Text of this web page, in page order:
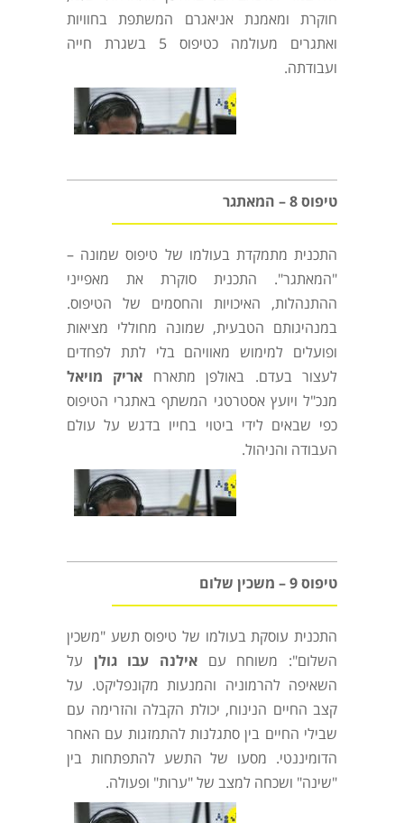
חוקרת ומאמנת אניאגרם המשתפת בחוויות
ואתגרים מעולמה כטיפוס 5 בשגרת חייה
ועבודתה.
טיפוס 8 – המאתגר
התכנית מתמקדת בעולמו של טיפוס שמונה –
"המאתגר". התכנית סוקרת את מאפייני
ההתנהלות, האיכויות והחסמים של הטיפוס.
במנהיגותם הטבעית, שמונה מחוללי מציאות
ופועלים למימוש מאוויהם בלי לתת לפחדים
לעצור בעדם. באולפן מתארח אריק מויאל
מנכ"ל ויועץ אסטרטגי המשתף באתגרי הטיפוס
כפי שבאים לידי ביטוי בחייו בדגש על עולם
העבודה והניהול.
טיפוס 9 – משכין שלום
התכנית עוסקת בעולמו של טיפוס תשע "משכין
השלום": משוחח עם אילנה עבו גולן על
השאיפה להרמוניה והמנעות מקונפליקט. על
קצב החיים הנינוח, יכולת הקבלה והזרימה עם
שבילי החיים בין סתגלנות להתמזגות עם האחר
הדומיננטי. מסעו של התשע להתפתחות בין
"שינה" ושכחה למצב של "ערות" ופעולה.